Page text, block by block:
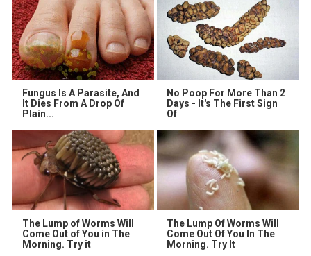
Fungus Is A Parasite, And
It Dies From A Drop Of
Plain...
No Poop For More Than 2
Days - It's The First Sign
Of
The Lump of Worms Will
Come Out of You in The
Morning. Try it
The Lump Of Worms Will
Come Out Of You In The
Morning. Try It